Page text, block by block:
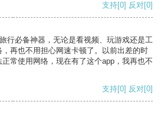
支持[0] 反对[0]
行必备神器，无论是看视频、玩游戏还是工
再也不用担心网速卡顿了。以前出差的时
常使用网络，现在有了这个app，我再也不
支持[0] 反对[0]